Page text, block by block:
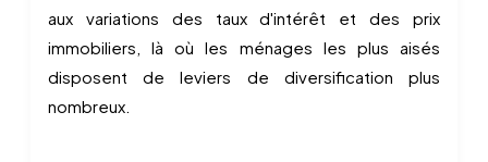
aux variations des taux d'intérêt et des prix
immobiliers, là où les ménages les plus aisés
disposent de leviers de diversification plus
nombreux.